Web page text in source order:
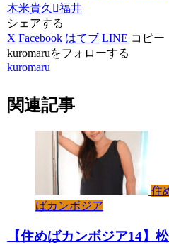
木米貴久
福井
シェアする
X Facebook はてブ LINE コピー
kuromaruをフォローする
kuromaru
関連記事
住
ばカンボジア
【住めばカンボジア14】